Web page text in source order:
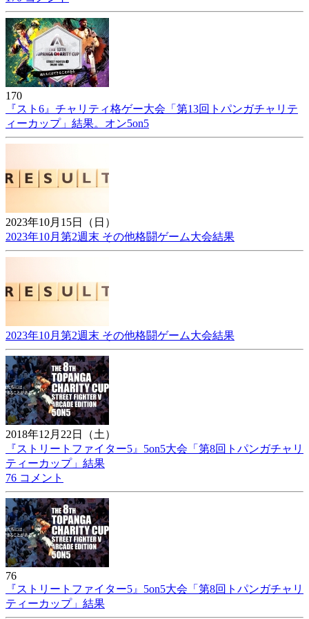
170
『スト6』チャリティ格ゲー大会「第13回トパンガチャリテ
ィーカップ」結果。オン5on5
2023年10月15日（日）
2023年10月第2週末 その他格闘ゲーム大会結果
2023年10月第2週末 その他格闘ゲーム大会結果
2018年12月22日（土）
『ストリートファイター5』5on5大会「第8回トパンガチャリ
ティーカップ」結果
76 コメント
76
『ストリートファイター5』5on5大会「第8回トパンガチャリ
ティーカップ」結果